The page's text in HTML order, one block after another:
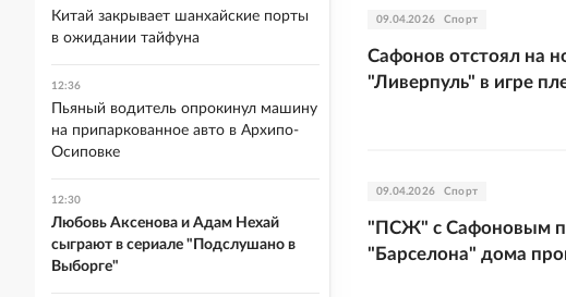
09.04.2026 Спорт
Сафонов отстоял на
"Ливерпуль" в игре
09.04.2026 Спорт
"ПСЖ" с Сафоновым
"Барселона" дома
Китай закрывает шанхайские порты
в ожидании тайфуна
12:36
Пьяный водитель опрокинул машину
на припаркованное авто в Архипо-
Осиповке
12:30
Любовь Аксенова и Адам Нехай
сыграют в сериале "Подслушано в
Выборге"